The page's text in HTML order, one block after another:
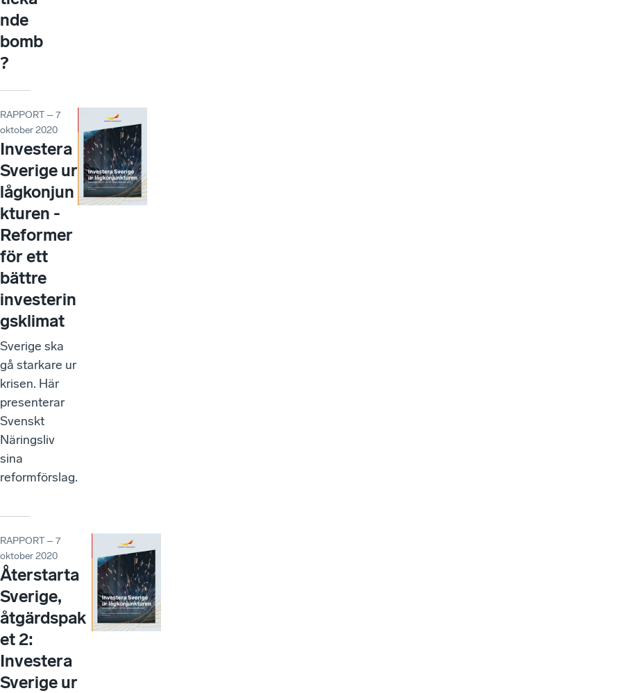
nde
bomb
?
RAPPORT – 7
oktober 2020
Investera
Sverige ur
lågkonjun
kturen -
Reformer
för ett
bättre
investerin
gsklimat
Sverige ska
gå starkare ur
krisen. Här
presenterar
Svenskt
Näringsliv
sina
reformförslag.
RAPPORT – 7
oktober 2020
Återstarta
Sverige,
åtgärdspak
et 2:
Investera
Sverige ur